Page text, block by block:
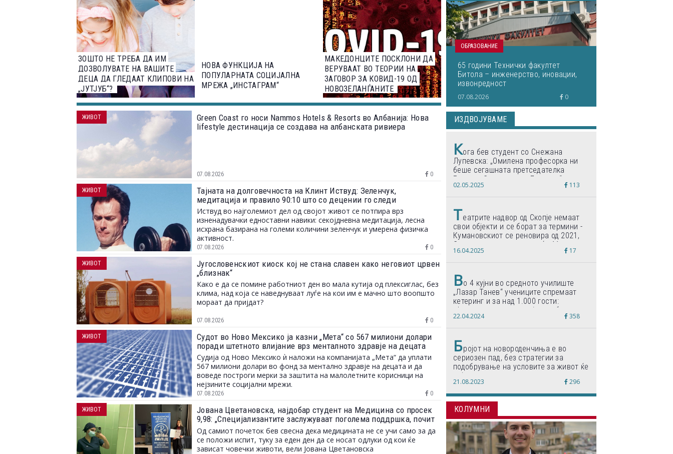
ЗОШТО НЕ ТРЕБА ДА ИМ
ДОЗВОЛУВАТЕ НА ВАШИТЕ
ДЕЦА ДА ГЛЕДААТ КЛИПОВИ НА
„ЈУТЈУБ“?
НОВА ФУНКЦИЈА НА
ПОПУЛАРНАТА СОЦИЈАЛНА
МРЕЖА „ИНСТАГРАМ“
МАКЕДОНЦИТЕ ПОСКЛОНИ ДА
ВЕРУВААТ ВО ТЕОРИИ НА
ЗАГОВОР ЗА КОВИД-19 ОД
НОВОЗЕЛАНЃАНИТЕ
Green Coast го носи Nammos Hotels & Resorts во Албанија: Нова
lifestyle дестинација се создава на албанската ривиера
07.08.2026 0
ЖИВОТ
Тајната на долговечноста на Клинт Иствуд: Зеленчук,
медитација и правило 90:10 што со децении го следи
Иствуд во најголемиот дел од својот живот се потпира врз
изненадувачки едноставни навики: секојдневна медитација, лесна
исхрана базирана на големи количини зеленчук и умерена физичка
активност.
07.08.2026 0
ЖИВОТ
Југословенскиот киоск кој не стана славен како неговиот црвен
„близнак“
Како е да се помине работниот ден во мала кутија од плексиглас, без
клима, над која се наведнуваат луѓе на кои им е мачно што воопшто
мораат да пријдат?
07.08.2026 0
ЖИВОТ
Судот во Ново Мексико ја казни „Мета“ со 567 милиони долари
поради штетното влијание врз менталното здравје на децата
Судија од Ново Мексико ѝ наложи на компанијата „Мета“ да уплати
567 милиони долари во фонд за ментално здравје на децата и да
воведе построги мерки за заштита на малолетните корисници на
нејзините социјални мрежи.
07.08.2026 0
ЖИВОТ
Јована Цветановска, најдобар студент на Медицина со просек
9,98: „Специјализантите заслужуваат поголема поддршка, почит
и можности за професионален развој“
Од самиот почеток бев свесна дека медицината не се учи само за да
се положи испит, туку за еден ден да се носат одлуки од кои ќе
зависат човечки животи, вели Јована Цветановска
ЖИВОТ
ОБРАЗОВАНИЕ
65 години Технички факултет
Битола – инженерство, иновации,
извонредност
07.08.2026 0
ИЗДВОЈУВАМЕ
Кога бев студент со Снежана
Лупевска: „Омилена професорка ни
беше сегашната претседателка
Гордана Сиљановска-Давкова“
02.05.2025 113
Театрите надвор од Скопје немаат
свои објекти и се борат за термини -
Кумановскиот се реновира од 2021,
Струмичкиот се гради веќе 11 години
16.04.2025 17
Во 4 кујни во средното училиште
„Лазар Танев“ учениците спремаат
кетеринг и за над 1.000 гости:
„Формиравме компанија и работиме
по светски стандарди“
22.04.2024 358
Бројот на новороденчиња е во
сериозен пад, без стратегии за
подобрување на условите за живот ќе
дојде до затворање на училишта,
предупредуваат експертите
21.08.2023 296
КОЛУМНИ